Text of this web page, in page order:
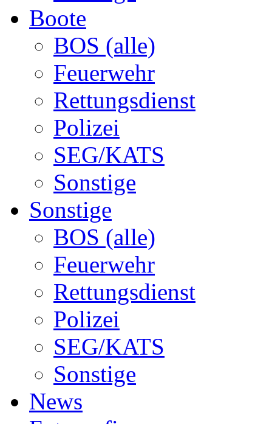
Boote
BOS (alle)
Feuerwehr
Rettungsdienst
Polizei
SEG/KATS
Sonstige
Sonstige
BOS (alle)
Feuerwehr
Rettungsdienst
Polizei
SEG/KATS
Sonstige
News